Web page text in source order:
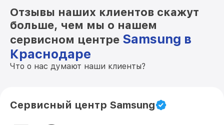
Отзывы наших клиентов скажут
больше, чем мы о нашем
сервисном центре Samsung в
Краснодаре
Что о нас думают наши клиенты?
Сервисный центр Samsung